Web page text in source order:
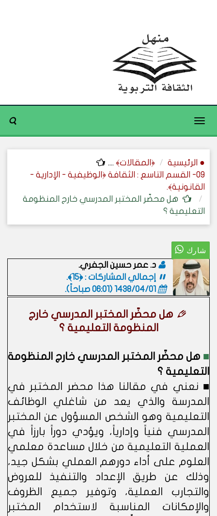
Toggle
● الرئيسية ﴿المقالات﴾ ....
09- القسم التاسع : الثقافة ﴿الوظيفية - الإدارية -
القانونية﴾.
هل محضّر المختبر المدرسي خارج المنظومة
التعليمية ؟
د. عمر حسين الجفري.
إجمالي المشاركات : ﴿15﴾.
1438/04/01 (06:01 صباحاً)
.
هل محضّر المختبر المدرسي خارج
المنظومة التعليمية ؟
■ هل محضّر المختبر المدرسي خارج المنظومة
التعليمية ؟
■ نعني في مقالنا هذا محضر المختبر في
المدرسة والذي يعد من شاغلي الوظائف
التعليمية وهو الشخص المسؤول عن المختبر
المدرسي فنياً وإدارياً، ويؤدي دوراً بارزاً في
العملية التعليمية من خلال مساعدة معلمي
العلوم على أداء دورهم العملي بشكل جيد،
وذلك عن طريق الإعداد والتنفيذ للعروض
والتجارب العملية، وتوفير جميع الظروف
والإمكانات المناسبة لاستخدام المختبر